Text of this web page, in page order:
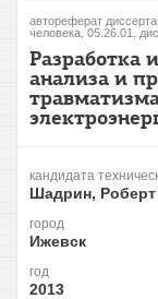
автореферат
человека, 05.26.01,
Разработка
анализа и
кандидата
Шадрин,
город
Ижевск
год
2013